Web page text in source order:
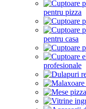
pentru pizza
pentru casa
profesionale